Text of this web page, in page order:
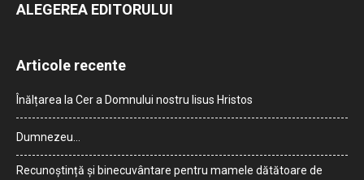
ALEGEREA EDITORULUI
Articole recente
Înălțarea la Cer a Domnului nostru Iisus Hristos
Dumnezeu…
Recunoștință și binecuvântare pentru mamele dătătoare de